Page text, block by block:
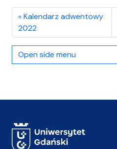
Kalendarz adwentowy
2022
Open side menu